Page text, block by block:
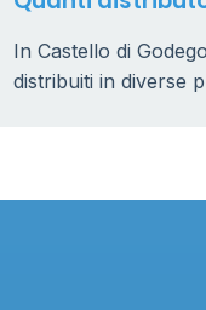
In Castello di
distribuiti in diverse